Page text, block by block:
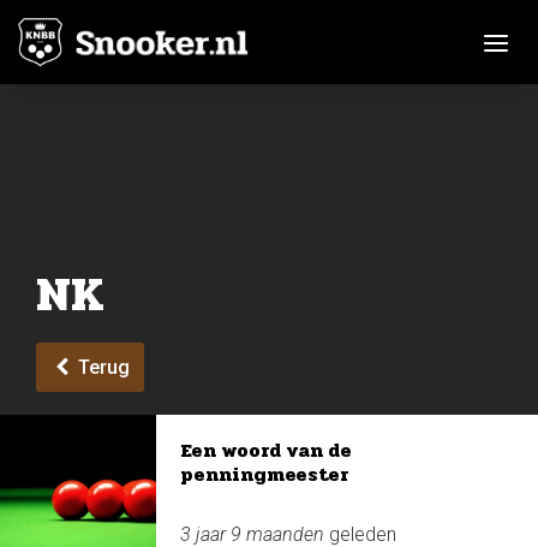
NK
Terug
Een woord van de
penningmeester
3 jaar 9 maanden geleden